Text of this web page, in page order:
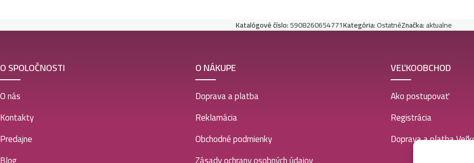
Katalógové číslo:5908260654771Kategória:OstatnéZnačka:aktualne
O SPOLOČNOSTI
O nás
Kontakty
Predajne
O NÁKUPE
Doprava a platba
Reklamácia
Obchodné podmienky
VEĽKOOBCHOD
Ako postupovať
Registrácia
Doprava a platba